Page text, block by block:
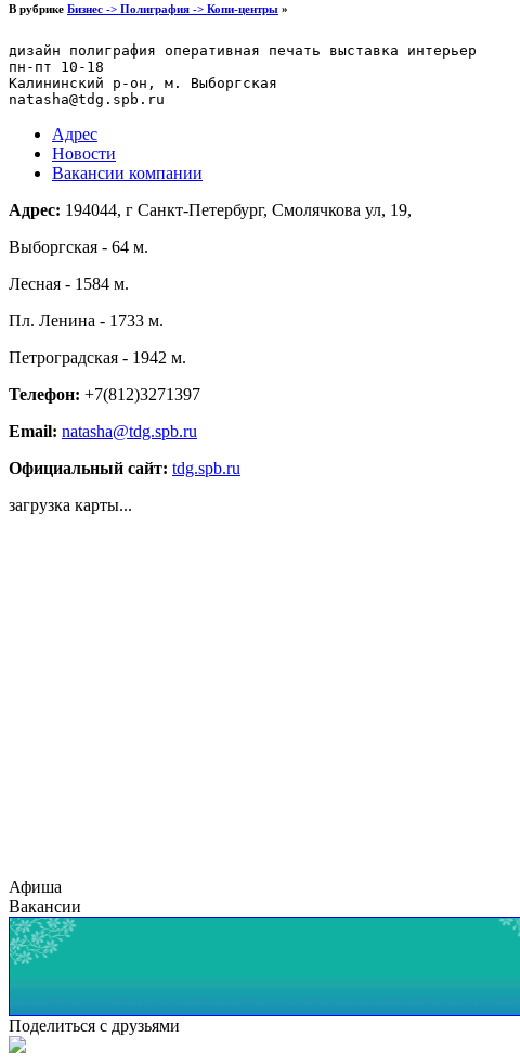
В рубрике Бизнес -> Полиграфия -> Копи-центры »
дизайн полиграфия оперативная печать выставка интерьер
пн-пт 10-18
Калининский р-он, м. Выборгская
natasha@tdg.spb.ru
Адрес
Новости
Вакансии компании
Адрес: 194044, г Санкт-Петербург, Смолячкова ул, 19,
Выборгская - 64 м.
Лесная - 1584 м.
Пл. Ленина - 1733 м.
Петроградская - 1942 м.
Телефон: +7(812)3271397
Email: natasha@tdg.spb.ru
Официальный сайт: tdg.spb.ru
загрузка карты...
Афиша
Вакансии
Поделиться с друзьями